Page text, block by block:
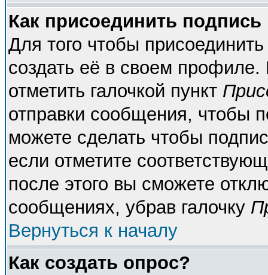
Как присоединить
Для того чтобы
создать её в своем
отметить галочкой пункт
отправки сообщения, чтобы
можете сделать чтобы
если отметите
после этого вы сможете
сообщениях, убрав галочку
Вернуться к началу
Как создать опрос?